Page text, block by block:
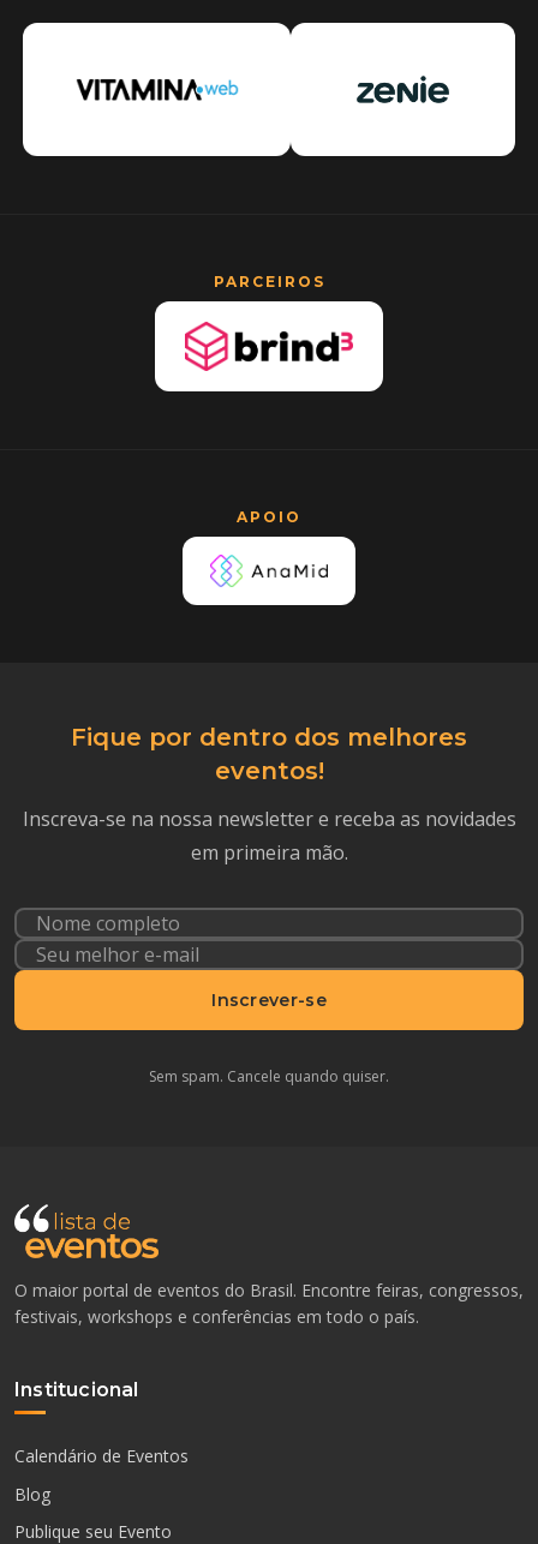
PARCEIROS
APOIO
Fique por dentro dos melhores
eventos!
Inscreva-se na nossa newsletter e receba as novidades
em primeira mão.
Inscrever-se
Sem spam. Cancele quando quiser.
O maior portal de eventos do Brasil. Encontre feiras, congressos,
festivais, workshops e conferências em todo o país.
Institucional
Calendário de Eventos
Blog
Publique seu Evento